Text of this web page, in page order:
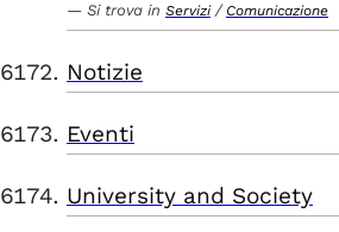
Si trova in Servizi / Comunicazione
Notizie
Eventi
University and Society